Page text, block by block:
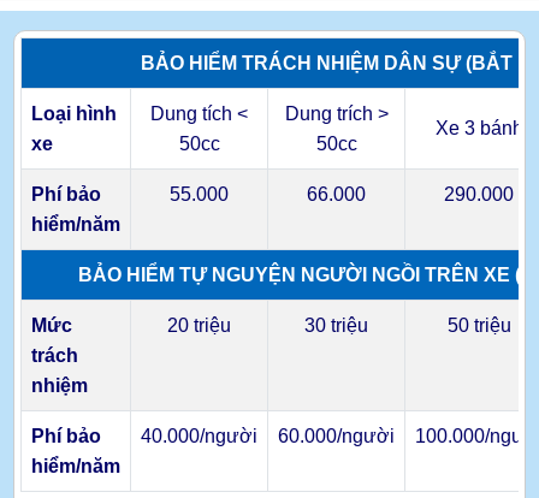
BẢO HIỂM TRÁCH NHIỆM DÂN SỰ (BẮT
Loại hình
xe
Dung tích <
50cc
Dung trích >
50cc
Xe 3 bánh
Phí bảo
hiểm/năm
55.000 66.000 290.000
BẢO HIỂM TỰ NGUYỆN NGƯỜI NGỒI TRÊN XE
Mức
trách
nhiệm
20 triệu 30 triệu 50 triệu
Phí bảo
hiểm/năm
40.000/người 60.000/người 100.000/